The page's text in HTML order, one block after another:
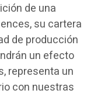
de una
su cartera
de producción
un efecto
representa un
con nuestras